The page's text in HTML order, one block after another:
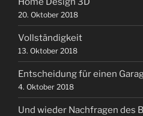
20. Oktober 2018
Vollständigkeit
13. Oktober 2018
Entscheidung für einen
4. Oktober 2018
Und wieder Nachfragen des